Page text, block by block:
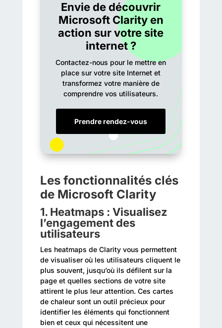
Envie de découvrir
Microsoft Clarity en
action sur votre site
internet ?
Contactez-nous pour le mettre en
place sur votre site Internet et
transformez votre manière de
comprendre vos utilisateurs.
Prendre rendez-vous
Les fonctionnalités clés
de Microsoft Clarity
1. Heatmaps : Visualisez
l’engagement des
utilisateurs
Les heatmaps de Clarity vous permettent
de visualiser où les utilisateurs cliquent le
plus souvent, jusqu’où ils défilent sur la
page et quelles sections de votre site
attirent le plus leur attention. Ces cartes
de chaleur sont un outil précieux pour
identifier les éléments qui fonctionnent
bien et ceux qui nécessitent une